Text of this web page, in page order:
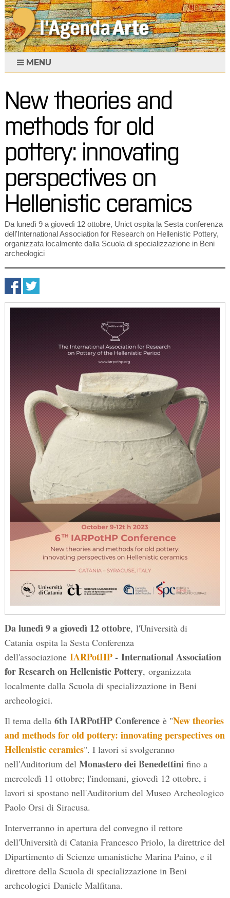
MENU
New theories and
methods for old
pottery: innovating
perspectives on
Hellenistic ceramics
Da lunedì 9 a giovedì 12 ottobre, Unict ospita la Sesta conferenza
dell'International Association for Research on Hellenistic Pottery,
organizzata localmente dalla Scuola di specializzazione in Beni
archeologici
Da lunedì 9 a giovedì 12 ottobre, l'Università di
Catania ospita la Sesta Conferenza
dell'associazione IARPotHP- International Association
for Research on Hellenistic Pottery, organizzata
localmente dalla Scuola di specializzazione in Beni
archeologici.
Il tema della 6th IARPotHP Conferenceè "New theories
and methods for old pottery: innovating perspectives on
Hellenistic ceramics". I lavori si svolgeranno
nell'Auditorium del Monastero dei Benedettini fino a
mercoledì 11 ottobre; l'indomani, giovedì 12 ottobre, i
lavori si spostano nell'Auditorium del Museo Archeologico
Paolo Orsi di Siracusa.
Interverranno in apertura del convegno il rettore
dell'Università di Catania Francesco Priolo, la direttrice del
Dipartimento di Scienze umanistiche Marina Paino, e il
direttore della Scuola di specializzazione in Beni
archeologici Daniele Malfitana.